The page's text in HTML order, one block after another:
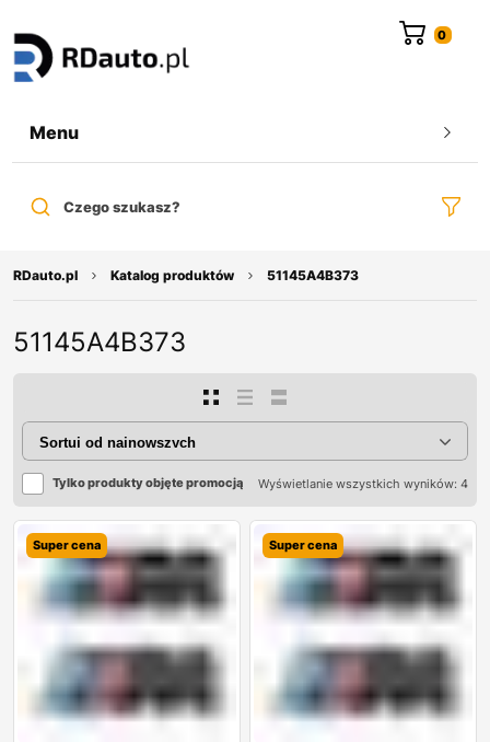
Menu
Czego szukasz?
RDauto.pl Katalog produktów 51145A4B373
51145A4B373
Tylko produkty objęte promocją Wyświetlanie wszystkich wyników: 4
Super cena Super cena